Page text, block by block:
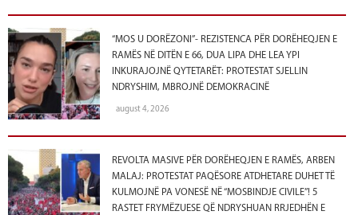
“MOS U DORËZONI”- REZISTENCA PËR DORËHEQJEN E
RAMËS NË DITËN E 66, DUA LIPA DHE LEA YPI
INKURAJOJNË QYTETARËT: PROTESTAT SJELLIN
NDRYSHIM, MBROJNË DEMOKRACINË
august 4, 2026
REVOLTA MASIVE PËR DORËHEQJEN E RAMËS, ARBEN
MALAJ: PROTESTAT PAQËSORE ATDHETARE DUHET TË
KULMOJNË PA VONESË NË “MOSBINDJE CIVILE”! 5
RASTET FRYMËZUESE QË NDRYSHUAN RRJEDHËN E